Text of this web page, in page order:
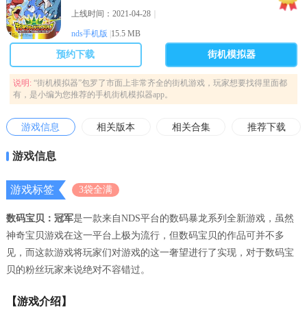
上线时间：2021-04-28｜
nds手机版 15.5 MB
预约下载 街机模拟器
说明: “街机模拟器”包罗了市面上非常齐全的街机游戏，玩家想要找得里面都
有，是小编为您推荐的手机街机模拟器app。
游戏信息 相关版本 相关合集 推荐下载
游戏信息
游戏标签 3袋全满
数码宝贝：冠军是一款来自NDS平台的数码暴龙系列全新游戏，虽然
神奇宝贝游戏在这一平台上极为流行，但数码宝贝的作品可并不多
见，而这款游戏将玩家们对游戏的这一奢望进行了实现，对于数码宝
贝的粉丝玩家来说绝对不容错过。
【游戏介绍】